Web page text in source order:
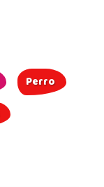
Perro